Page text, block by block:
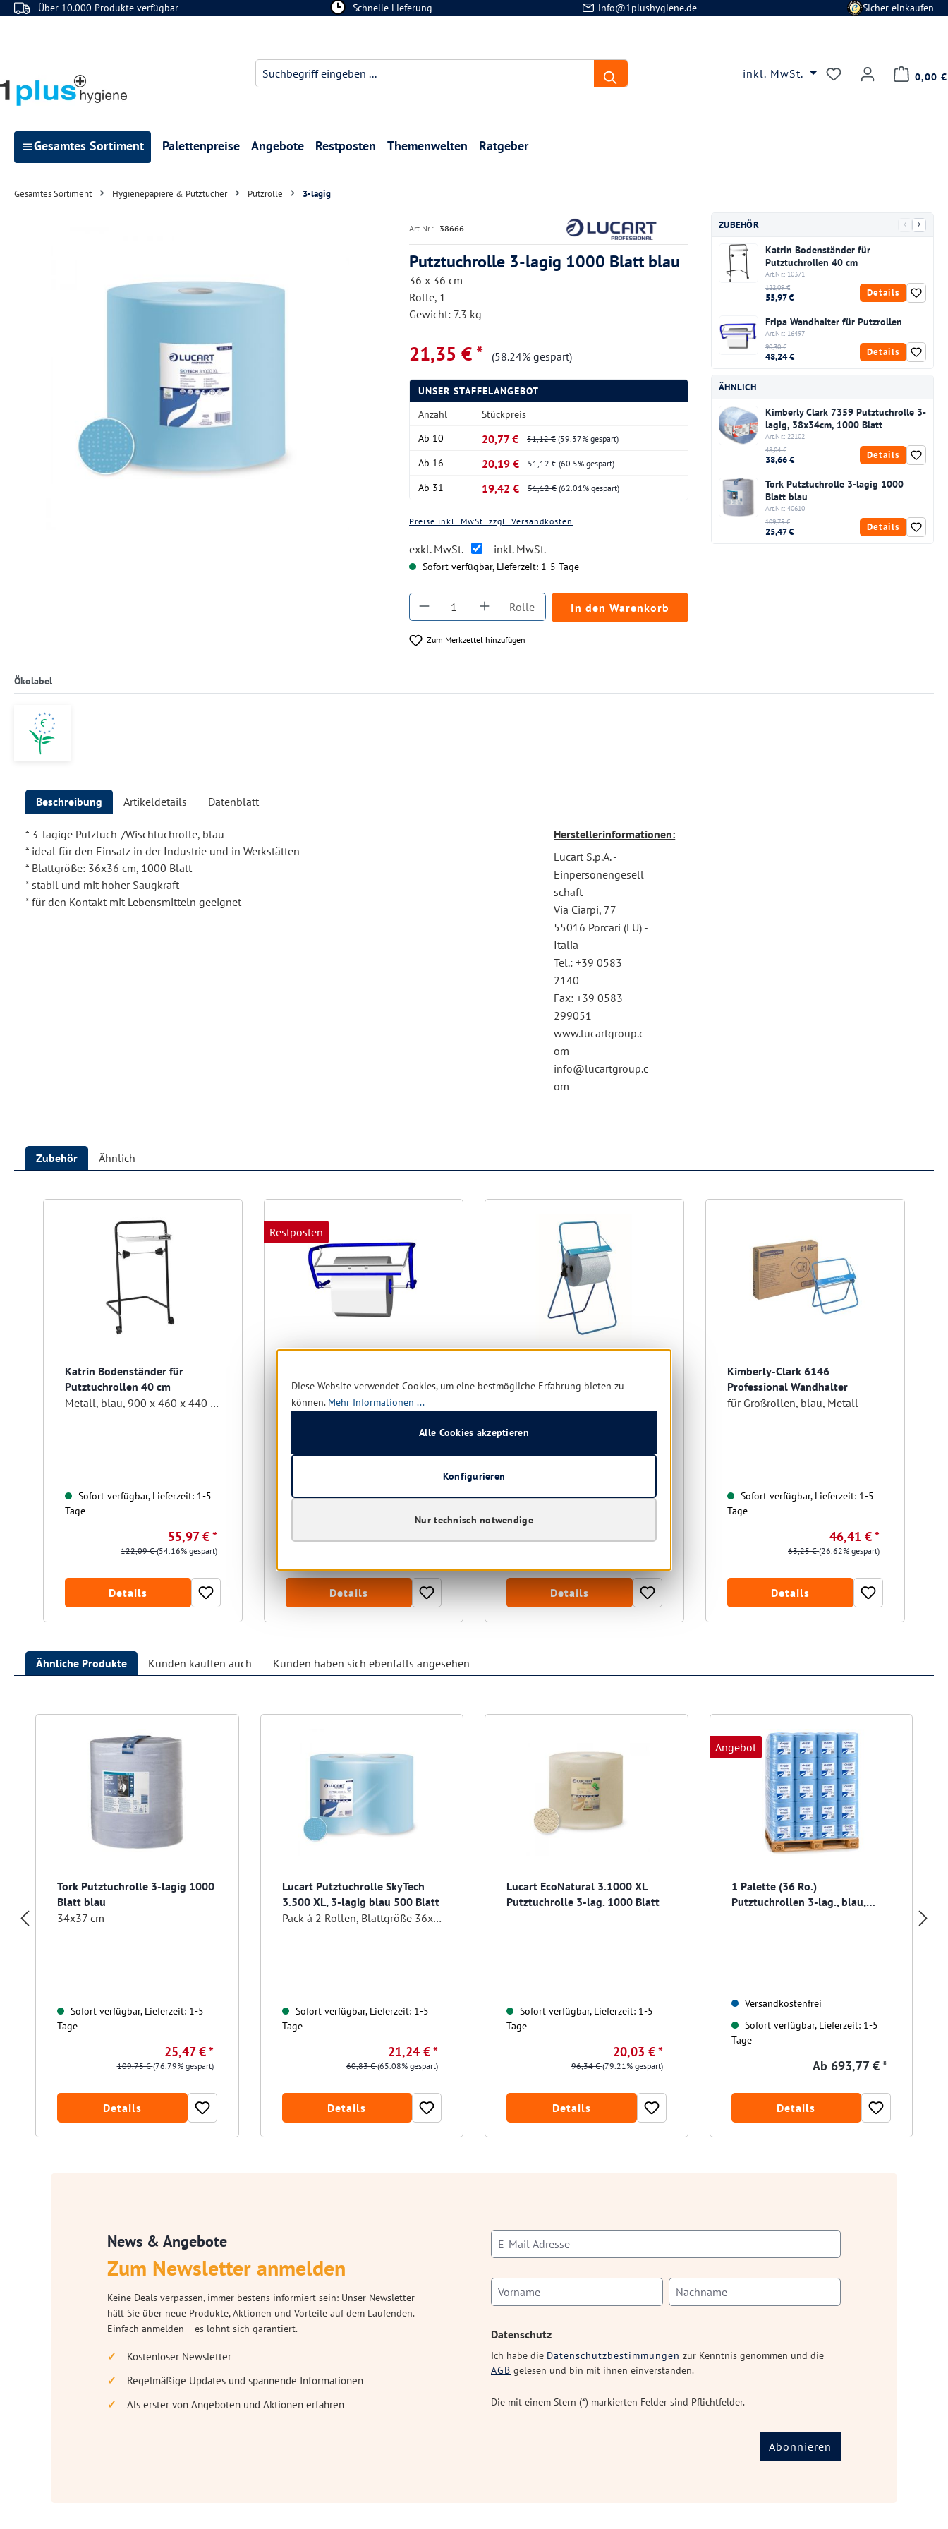
Hauptinhalt springen
Zur Suche springen
Zur Hauptnavigation springen
Über 10.000 Produkte verfügbar Schnelle Lieferung info@1plushygiene.de Sicher einkaufen
inkl. MwSt. Du hast 0 0,00 €
Gesamtes Sortiment Palettenpreise Angebote Restposten Themenwelten Ratgeber
Gesamtes Sortiment Hygienepapiere & Putztücher Putzrolle 3-lagig
Art.Nr.: 38666
Putztuchrolle 3-lagig 1000 Blatt blau
36 x 36 cm
Rolle, 1
Gewicht: 7.3 kg
21,35 € * (58.24% gespart)
UNSER STAFFELANGEBOT
Anzahl
Stückpreis
Ab 10 20,77 € 51,12 € (59.37% gespart)
Ab 16 20,19 € 51,12 € (60.5% gespart)
Ab 31 19,42 € 51,12 € (62.01% gespart)
Preise inkl. MwSt. zzgl. Versandkosten
exkl. MwSt. inkl. MwSt.
Sofort verfügbar, Lieferzeit: 1-5 Tage
Produkt Anzahl: Gib den gewünschten Wert ein oder benutze die
Rolle In den Warenkorb
Zum Merkzettel hinzufügen
ZUBEHÖR ‹ ›
Katrin Bodenständer für
Putztuchrollen 40 cm
Art.Nr.: 10371
122,09 €
55,97 € Details
Fripa Wandhalter für Putzrollen
Art.Nr.: 16497
90,30 €
48,24 € Details
ÄHNLICH
Kimberly Clark 7359 Putztuchrolle 3-
lagig, 38x34cm, 1000 Blatt
Art.Nr.: 22102
48,04 €
38,66 € Details
Tork Putztuchrolle 3-lagig 1000
Blatt blau
Art.Nr.: 40610
109,75 €
25,47 € Details
Ökolabel
Beschreibung Artikeldetails Datenblatt
* 3-lagige Putztuch-/Wischtuchrolle, blau
* ideal für den Einsatz in der Industrie und in Werkstätten
* Blattgröße: 36x36 cm, 1000 Blatt
* stabil und mit hoher Saugkraft
* für den Kontakt mit Lebensmitteln geeignet
Herstellerinformationen:
Lucart S.p.A. -
Einpersonengesell
schaft
Via Ciarpi, 77
55016 Porcari (LU) -
Italia
Tel.: +39 0583
2140
Fax: +39 0583
299051
www.lucartgroup.c
om
info@lucartgroup.c
om
Zubehör Ähnlich
Katrin Bodenständer für
Putztuchrollen 40 cm
Metall, blau, 900 x 460 x 440 mm
Sofort verfügbar, Lieferzeit: 1-5
Tage
55,97 € *
122,09 €(54.16% gespart)
Details
Restposten
Sofort verfügbar, Lieferzeit: 1-5
48,24 € *
Details
Professional Bodenständer
Sofort verfügbar, Lieferzeit: 1-5
36,30 € *
Details
Kimberly-Clark 6146
Professional Wandhalter
für Großrollen, blau, Metall
Sofort verfügbar, Lieferzeit: 1-5
Tage
46,41 € *
63,25 €(26.62% gespart)
Details
Ähnliche Produkte Kunden kauften auch Kunden haben sich ebenfalls angesehen
Tork Putztuchrolle 3-lagig 1000
Blatt blau
34x37 cm
Sofort verfügbar, Lieferzeit: 1-5
Tage
25,47 € *
109,75 €(76.79% gespart)
Details
Lucart Putztuchrolle SkyTech
3.500 XL, 3-lagig blau 500 Blatt
Pack á 2 Rollen, Blattgröße 36x36 cm
Sofort verfügbar, Lieferzeit: 1-5
Tage
21,24 € *
60,83 €(65.08% gespart)
Details
Lucart EcoNatural 3.1000 XL
Putztuchrolle 3-lag. 1000 Blatt
Sofort verfügbar, Lieferzeit: 1-5
Tage
20,03 € *
96,34 €(79.21% gespart)
Details
Angebot
1 Palette (36 Ro.)
Putztuchrollen 3-lag., blau,
Versandkostenfrei
Sofort verfügbar, Lieferzeit: 1-5
Tage
Ab 693,77 € *
Details
News & Angebote
Zum Newsletter anmelden
Keine Deals verpassen, immer bestens informiert sein: Unser Newsletter
hält Sie über neue Produkte, Aktionen und Vorteile auf dem Laufenden.
Einfach anmelden – es lohnt sich garantiert.
Kostenloser Newsletter
Regelmäßige Updates und spannende Informationen
Als erster von Angeboten und Aktionen erfahren
Datenschutz
Ich habe die Datenschutzbestimmungen zur Kenntnis genommen und die
AGB gelesen und bin mit ihnen einverstanden.
Die mit einem Stern (*) markierten Felder sind Pflichtfelder.
Abonnieren
Diese Website verwendet Cookies, um eine bestmögliche Erfahrung bieten zu
können. Mehr Informationen ...
Nur technisch notwendige
Konfigurieren
Alle Cookies akzeptieren